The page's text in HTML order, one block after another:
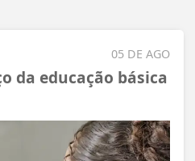
05 DE AGO
da educação básica